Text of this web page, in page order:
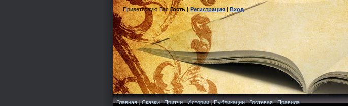
Приветствую Вас Гость|Регистрация|Вход
Главная|Сказки|Притчи|Истории|Публикации|Гостевая|Правила